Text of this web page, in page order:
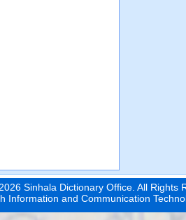
Sinhala Dictionary Office. All Rights
Information and Communication